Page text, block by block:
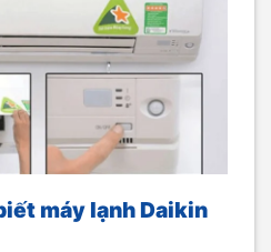
máy lạnh Daikin